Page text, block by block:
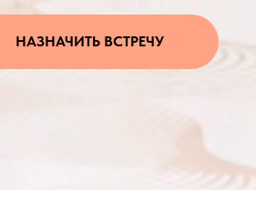
НАЗНАЧИТЬ ВСТРЕЧУ